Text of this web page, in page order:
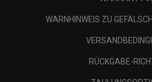
WARNHINWEIS ZU
RÜCKGABE-